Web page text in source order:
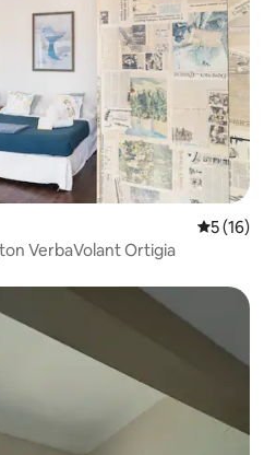
5 (16)
Penthouse Suite Remington VerbaVolant Ortigia